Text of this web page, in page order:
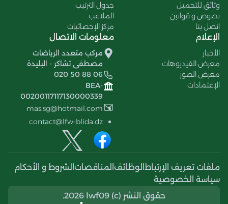
وثائق للتحميل
نصوص و قوانين
اتصل بنا
جدول الترتيب
الملاعب
مركز الإحصائيات
الإعلام
الأخبار
معرض الفيديوهات
معرض الصور
الإعتمادات
معلومات الاتصال
مركب متعدد الرياضات
مصطفى تشاكر - البليدة
020 50 88 06
BEA-
00200117117130000339
mas.sg@hotmail.com
contact@lfw-blida.dz
ملفات تعريف الإرتباط الوظائف المناقصات الشروط و الأحكام
سياسة الخصوصية
حقوق النشر (c) 2026 lwf09.